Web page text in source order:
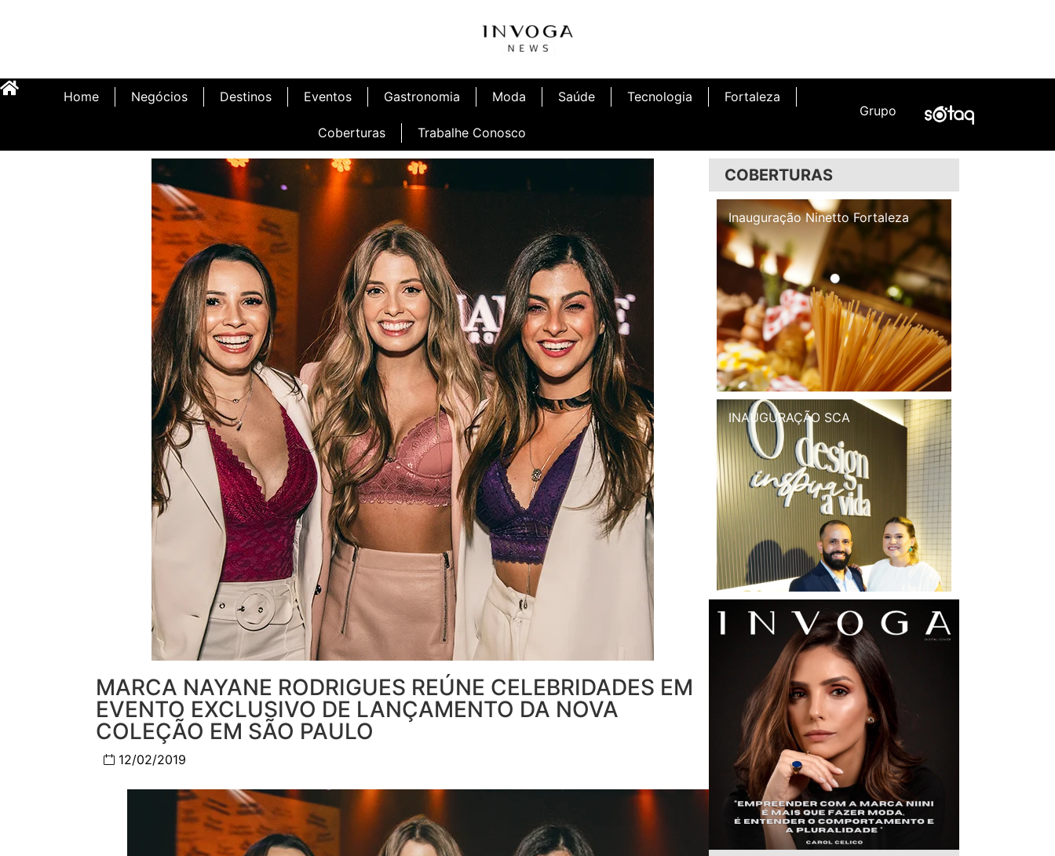
Home Negócios Destinos Eventos Gastronomia Moda Saúde Tecnologia Fortaleza
Coberturas Trabalhe Conosco
Grupo
MARCA NAYANE RODRIGUES REÚNE CELEBRIDADES EM
EVENTO EXCLUSIVO DE LANÇAMENTO DA NOVA
COLEÇÃO EM SÃO PAULO
12/02/2019
COBERTURAS
Inauguração Illa Café Inauguração Ninetto Fortaleza Inauguração Illa Café
INAUGURAÇÃO SCA